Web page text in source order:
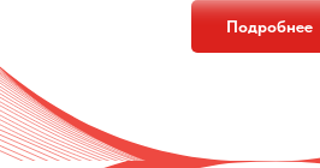
Подробнее